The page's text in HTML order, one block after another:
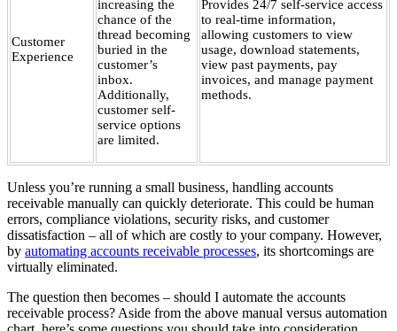
Customer
Experience
increasing the
chance of the
thread becoming
buried in the
customer’s
inbox.
Additionally,
customer self-
service options
are limited.
Provides 24/7 self-service access
to real-time information,
allowing customers to view
usage, download statements,
view past payments, pay
invoices, and manage payment
methods.
Unless you’re running a small business, handling accounts
receivable manually can quickly deteriorate. This could be human
errors, compliance violations, security risks, and customer
dissatisfaction – all of which are costly to your company. However,
by automating accounts receivable processes, its shortcomings are
virtually eliminated.
The question then becomes – should I automate the accounts
receivable process? Aside from the above manual versus automation